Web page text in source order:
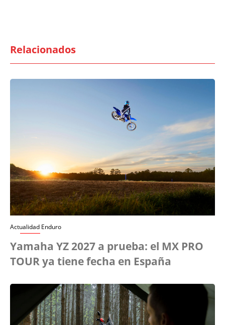
Relacionados
Actualidad Enduro
Yamaha YZ 2027 a prueba: el MX PRO
TOUR ya tiene fecha en España